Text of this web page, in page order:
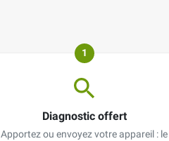
1
Diagnostic offert
Apportez ou envoyez votre appareil : le